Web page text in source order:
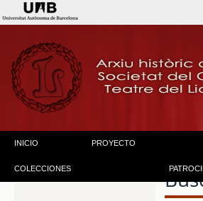
INICIO PROYECTO
COLECCIONES